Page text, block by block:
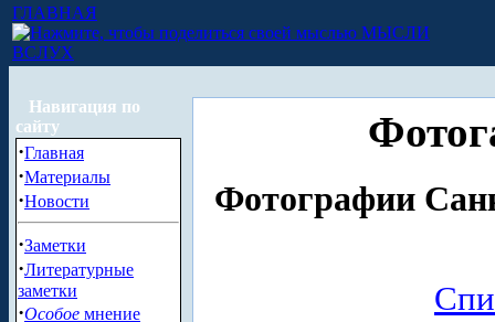
ГЛАВНАЯ
МЫСЛИ
ВСЛУХ
Навигация по
сайту
·Главная
·Материалы
·Новости
·Заметки
·Литературные
заметки
·Особое мнение
Фотографии